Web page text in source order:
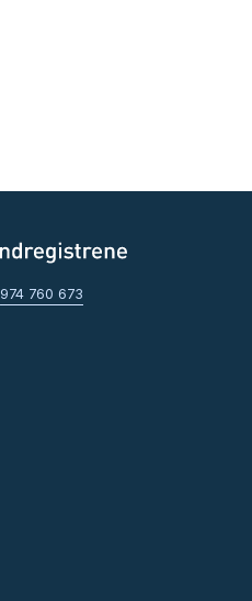
974 760 673